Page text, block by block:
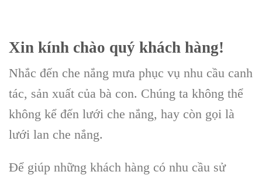
Xin kính chào quý khách hàng!
Nhắc đến che nắng mưa phục vụ nhu cầu canh
tác, sản xuất của bà con. Chúng ta không thể
không kể đến lưới che nắng, hay còn gọi là
lưới lan che nắng.
Để giúp những khách hàng có nhu cầu sử